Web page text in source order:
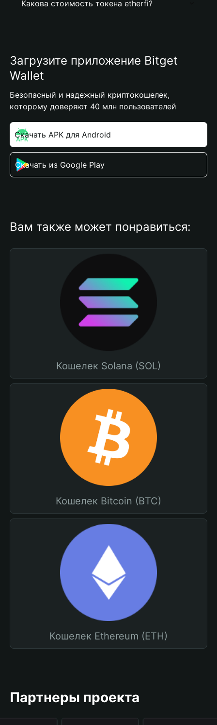
Какова стоимость токена etherfi?
Загрузите приложение Bitget
Wallet
Безопасный и надежный криптокошелек,
которому доверяют 40 млн пользователей
Скачать APK для Android
Скачать из Google Play
Вам также может понравиться:
Кошелек Solana (SOL)
Кошелек Bitcoin (BTC)
Кошелек Ethereum (ETH)
Партнеры проекта